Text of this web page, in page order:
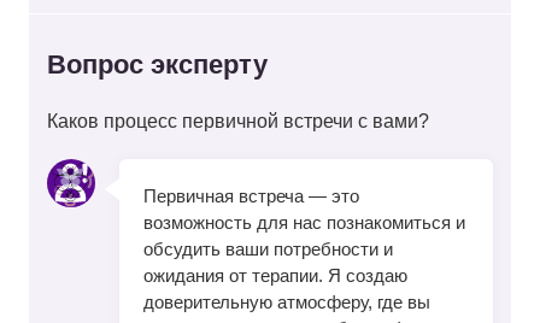
Вопрос эксперту
Каков процесс первичной встречи с вами?
Первичная встреча — это
возможность для нас познакомиться и
обсудить ваши потребности и
ожидания от терапии. Я создаю
доверительную атмосферу, где вы